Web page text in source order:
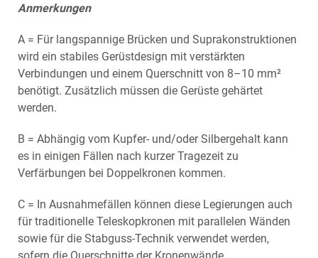
Anmerkungen
A = Für langspannige Brücken und Suprakonstruktionen
wird ein stabiles Gerüstdesign mit verstärkten
Verbindungen und einem Querschnitt von 8–10 mm²
benötigt. Zusätzlich müssen die Gerüste gehärtet
werden.
B = Abhängig vom Kupfer- und/oder Silbergehalt kann
es in einigen Fällen nach kurzer Tragezeit zu
Verfärbungen bei Doppelkronen kommen.
C = In Ausnahmefällen können diese Legierungen auch
für traditionelle Teleskopkronen mit parallelen Wänden
sowie für die Stabguss-Technik verwendet werden,